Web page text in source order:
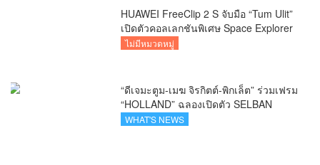
HUAWEI FreeClip 2 S จับมือ “Tum Ulit”
เปิดตัวคอลเลกชันพิเศษ Space Explorer
ถ่ายทอดศิลปะบนเคสหูฟัง
ไม่มีหมวดหมู่
“ดีเจมะตูม-เมฆ จิรกิตต์-พิกเล็ต” ร่วมเฟรม
“HOLLAND” ฉลองเปิดตัว SELBAN
แบรนด์แฟชั่นครีเอทีฟ เชื่อมคัลเจอร์ไทย-
WHAT'S NEWS